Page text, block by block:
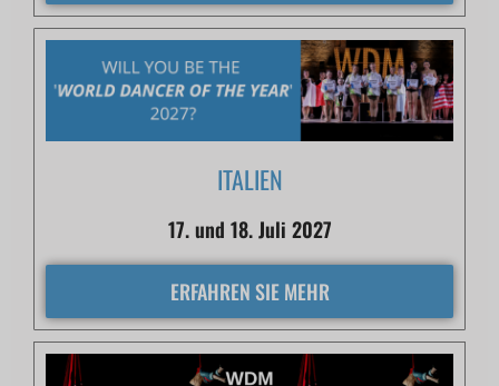
ITALIEN
17. und 18. Juli 2027
ERFAHREN SIE MEHR